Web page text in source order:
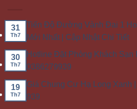
31
Th7
Tiến Độ Đường Vành Đai 1
Mới Nhất | Cập Nhật Chi Tiết
30
Th7
Hotline Đặt Phòng Khách Sạn
0386279939
19
Th7
Giá Chung Cư Hạ Long Xanh
939